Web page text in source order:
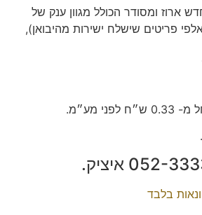
ארוז ומסודר הכולל מגוון ענק של
פריטים שישלח ישירות מהיבואן),
מע״מ.
בלבד